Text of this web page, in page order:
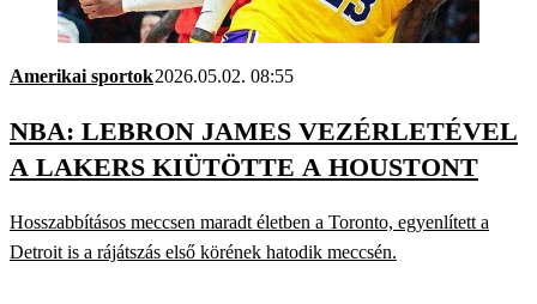
Amerikai sportok2026.05.02. 08:55
NBA: LEBRON JAMES VEZÉRLETÉVEL
A LAKERS KIÜTÖTTE A HOUSTONT
Hosszabbításos meccsen maradt életben a Toronto, egyenlített a
Detroit is a rájátszás első körének hatodik meccsén.